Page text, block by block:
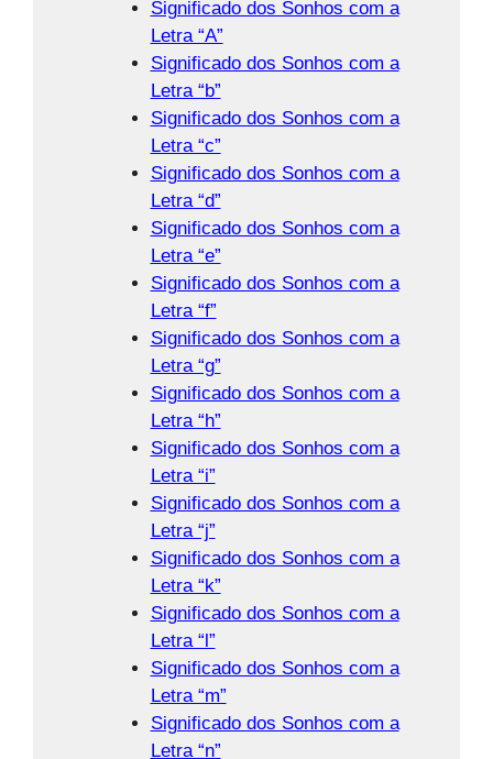
Significado dos Sonhos com a
Letra “A”
Significado dos Sonhos com a
Letra “b”
Significado dos Sonhos com a
Letra “c”
Significado dos Sonhos com a
Letra “d”
Significado dos Sonhos com a
Letra “e”
Significado dos Sonhos com a
Letra “f”
Significado dos Sonhos com a
Letra “g”
Significado dos Sonhos com a
Letra “h”
Significado dos Sonhos com a
Letra “i”
Significado dos Sonhos com a
Letra “j”
Significado dos Sonhos com a
Letra “k”
Significado dos Sonhos com a
Letra “l”
Significado dos Sonhos com a
Letra “m”
Significado dos Sonhos com a
Letra “n”